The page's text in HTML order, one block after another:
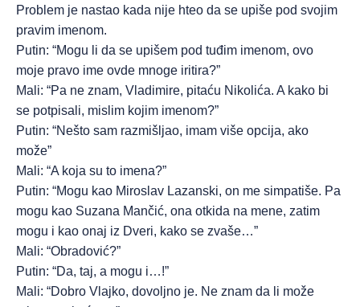
Problem je nastao kada nije hteo da se upiše pod svojim
pravim imenom.
Putin: “Mogu li da se upišem pod tuđim imenom, ovo
moje pravo ime ovde mnoge iritira?”
Mali: “Pa ne znam, Vladimire, pitaću Nikolića. A kako bi
se potpisali, mislim kojim imenom?”
Putin: “Nešto sam razmišljao, imam više opcija, ako
može”
Mali: “A koja su to imena?”
Putin: “Mogu kao Miroslav Lazanski, on me simpatiše. Pa
mogu kao Suzana Mančić, ona otkida na mene, zatim
mogu i kao onaj iz Dveri, kako se zvaše…”
Mali: “Obradović?”
Putin: “Da, taj, a mogu i…!”
Mali: “Dobro Vlajko, dovoljno je. Ne znam da li može